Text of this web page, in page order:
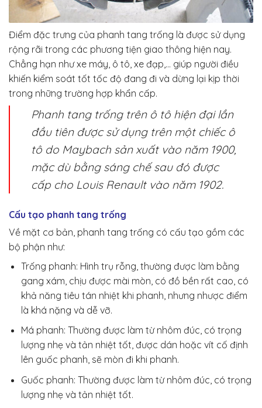
Điểm đặc trưng của phanh tang trống là được sử dụng
rộng rãi trong các phương tiện giao thông hiện nay.
Chẳng hạn như xe máy, ô tô, xe đạp,… giúp người điều
khiến kiểm soát tốt tốc độ đang đi và dừng lại kịp thời
trong những trường hợp khẩn cấp.
Phanh tang trống trên ô tô hiện đại lần
đầu tiên được sử dụng trên một chiếc ô
tô do Maybach sản xuất vào năm 1900,
mặc dù bằng sáng chế sau đó được
cấp cho Louis Renault vào năm 1902.
Cấu tạo phanh tang trống
Về mặt cơ bản, phanh tang trống có cấu tạo gồm các
bộ phận như:
Trống phanh: Hình trụ rỗng, thường được làm bằng
gang xám, chịu được mài mòn, có đồ bền rất cao, có
khả năng tiêu tán nhiệt khi phanh, nhưng nhược điểm
là khá nặng và dễ vỡ.
Má phanh: Thường được làm từ nhôm đúc, có trọng
lượng nhẹ và tản nhiệt tốt, được dán hoặc vít cố định
lên guốc phanh, sẽ mòn đi khi phanh.
Guốc phanh: Thường được làm từ nhôm đúc, có trọng
lượng nhẹ và tản nhiệt tốt.